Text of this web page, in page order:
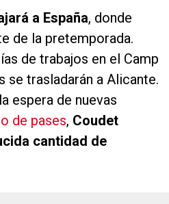
a España, donde
de la pretemporada.
de trabajos en el Camp
se trasladarán a Alicante.
espera de nuevas
de pases, Coudet
cantidad de